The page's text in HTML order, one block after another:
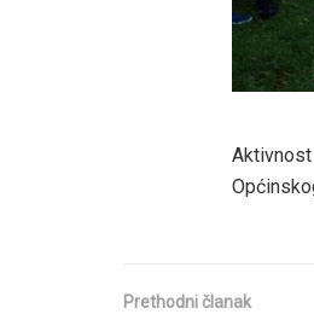
Aktivnost
Prethodni članak